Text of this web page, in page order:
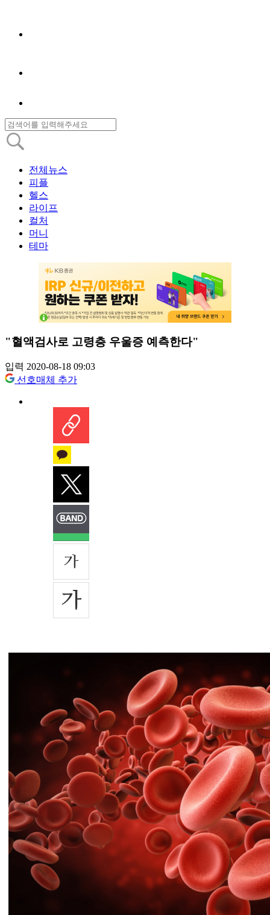
전체뉴스
피플
헬스
라이프
컬처
머니
테마
"혈액검사로 고령층 우울증 예측한다"
입력 2020-08-18 09:03
선호매체 추가